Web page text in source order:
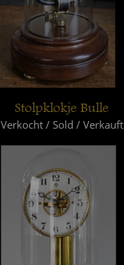
Stolpklokje Bulle
Verkocht / Sold / Verkauft